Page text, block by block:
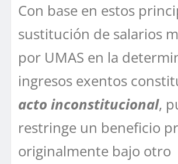
Con base en estos
sustitución de salarios
por UMAS en la
ingresos exentos
acto inconstitucional,
restringe un beneficio
originalmente bajo otro